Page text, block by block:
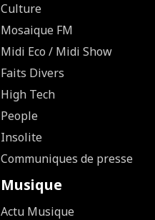
Culture
Mosaique FM
Midi Eco / Midi Show
Faits Divers
High Tech
People
Insolite
Communiques de presse
Musique
Actu Musique